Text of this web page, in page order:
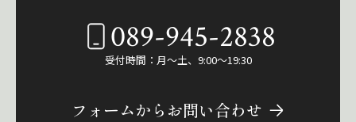
089-945-2838
受付時間：月～土、9:00～19:30
フォームからお問い合わせ